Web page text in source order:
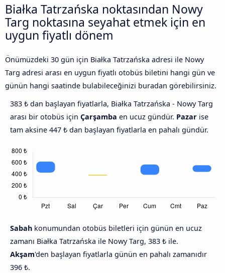
Białka Tatrzańska noktasından Nowy
Targ noktasına seyahat etmek için en
uygun fiyatlı dönem
Önümüzdeki 30 gün için Białka Tatrzańska adresi ile Nowy
Targ adresi arası en uygun fiyatlı otobüs biletini hangi gün ve
günün hangi saatinde bulabileceğinizi buradan görebilirsiniz.
383 ₺ dan başlayan fiyatlarla, Białka Tatrzańska - Nowy Targ
arası bir otobüs için Çarşamba en ucuz gündür. Pazar ise
tam aksine 447 ₺ dan başlayan fiyatlarla en pahalı gündür.
Sabah konumundan otobüs biletleri için günün en ucuz
zamanı Białka Tatrzańska ile Nowy Targ, 383 ₺ ile.
Akşam'den başlayan fiyatlarla günün en pahalı zamanıdır
396 ₺.